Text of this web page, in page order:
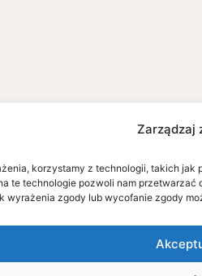
Zarządzaj
korzystamy z technologii, takich
te technologie pozwoli nam
wyrażenia zgody lub wycofanie zgody